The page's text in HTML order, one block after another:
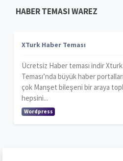
HABER TEMASI WAREZ
XTurk Haber Teması
Ücretsiz Haber teması indir
Teması’nda büyük haber
çok Manşet bileşeni bir araya
hepsini...
Wordpress